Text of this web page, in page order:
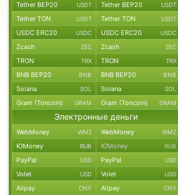
Tether BEP20 USDT Tether BEP20 USDT
Tether TON USDT Tether TON USDT
USDC ERC20 USDC USDC ERC20 USDC
Zcash ZEC Zcash ZEC
TRON TRX TRON TRX
BNB BEP20 BNB BNB BEP20 BNB
Solana SOL Solana SOL
Gram (Toncoin) GRAM Gram (Toncoin) GRAM
Электронные деньги
WebMoney WMZ WebMoney WMZ
ЮMoney RUB ЮMoney RUB
PayPal USD PayPal USD
Volet USD Volet USD
Alipay CNY Alipay CNY